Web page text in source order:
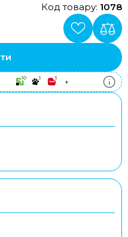
Код товару: 1078
10 3 3 +